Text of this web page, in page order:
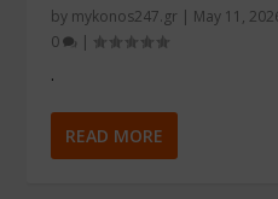
by mykonos247.gr | May 11,
0
|
.
READ MORE